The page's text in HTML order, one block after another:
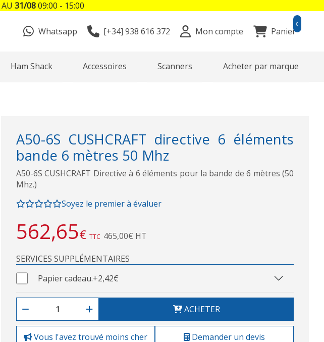
Whatsapp [+34] 938 616 372 Mon compte Panier
0
Ham Shack Accessoires Scanners Acheter par marque
A50-6S CUSHCRAFT directive 6 éléments
bande 6 mètres 50 Mhz
A50-6S CUSHCRAFT Directive à 6 éléments pour la bande de 6 mètres (50
Mhz.)
Soyez le premier à évaluer
562,65€ TTC 465,00€ HT
SERVICES SUPPLÉMENTAIRES
Papier cadeau.+2,42€
ACHETER
Vous l'avez trouvé moins cher Demander un devis
AU 31/0809:00 - 15:00